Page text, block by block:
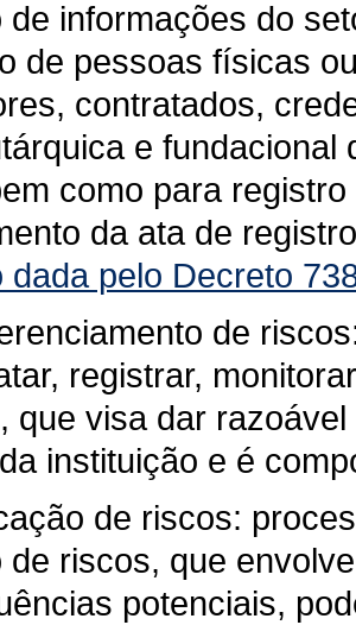
de informações do
de pessoas físicas
contratados,
e
como para
da ata de
dada pelo Decreto
de
registrar,
que visa dar
instituição e é
de riscos:
de riscos, que
potenciais,